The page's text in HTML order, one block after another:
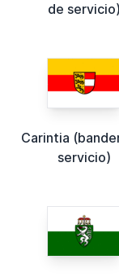
de servicio)
Carintia
servicio)